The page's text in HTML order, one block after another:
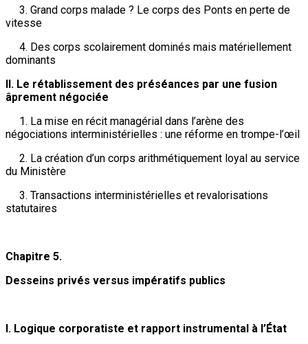
3. Grand corps malade ? Le corps des Ponts en perte de
vitesse
4. Des corps scolairement dominés mais matériellement
dominants
II. Le rétablissement des préséances par une fusion
âprement négociée
1. La mise en récit managérial dans l’arène des
négociations interministérielles : une réforme en trompe-l’œil
2. La création d’un corps arithmétiquement loyal au service
du Ministère
3. Transactions interministérielles et revalorisations
statutaires
Chapitre 5.
Desseins privés versus impératifs publics
I. Logique corporatiste et rapport instrumental à l’État